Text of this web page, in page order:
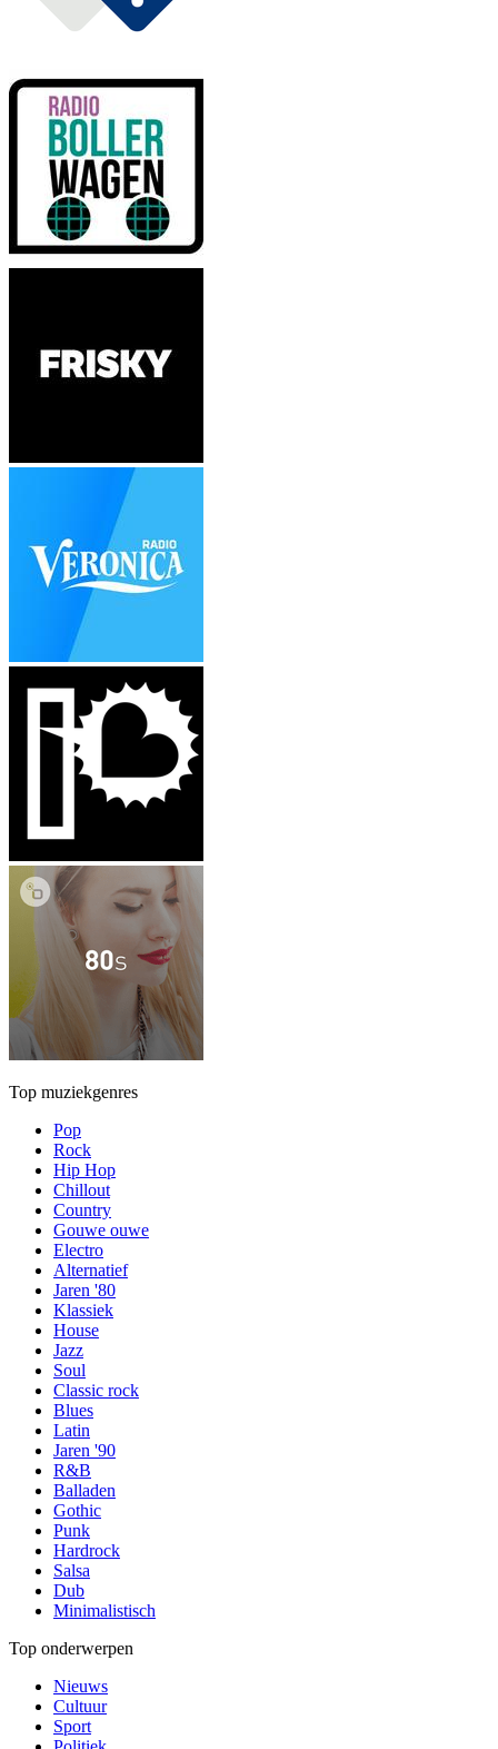
Top muziekgenres
Pop
Rock
Hip Hop
Chillout
Country
Gouwe ouwe
Electro
Alternatief
Jaren '80
Klassiek
House
Jazz
Soul
Classic rock
Blues
Latin
Jaren '90
R&B
Balladen
Gothic
Punk
Hardrock
Salsa
Dub
Minimalistisch
Top onderwerpen
Nieuws
Cultuur
Sport